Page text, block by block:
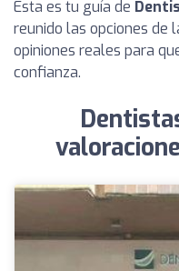
Esta es tu guía de
reunido las opciones de
opiniones reales para
confianza.